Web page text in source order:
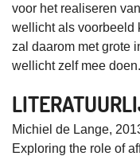
voor het realiseren
wellicht als voorbeeld
zal daarom met grote
wellicht zelf mee
Michiel de Lange,
Exploring the role of